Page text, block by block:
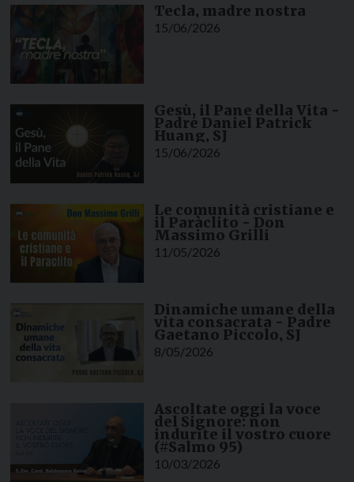
Tecla, madre nostra
15/06/2026
Gesù, il Pane della Vita -
Padre Daniel Patrick
Huang, SJ
15/06/2026
Le comunità cristiane e
il Paràclito - Don
Massimo Grilli
11/05/2026
Dinamiche umane della
vita consacrata - Padre
Gaetano Piccolo, SJ
8/05/2026
Ascoltate oggi la voce
del Signore: non
indurite il vostro cuore
(#Salmo 95)
10/03/2026